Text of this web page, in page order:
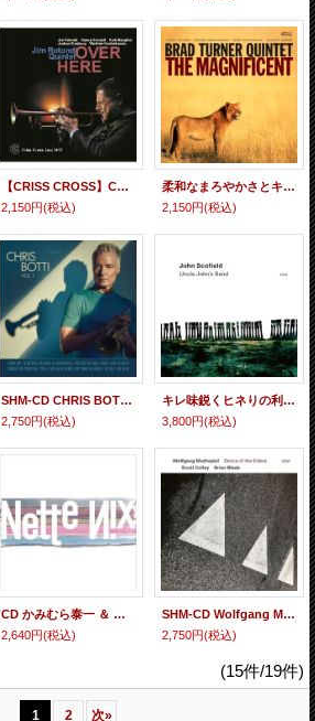
【CRISS CROSS】CD Jim Rotondi Quintet ジム・ロトンディ・クインテット / Over Here
2,150円(税込)
柔和なまろやかさとキリッとした精悍シャープな凛々しさを併せ持った純バピッシュ・トランペット吹鳴がテイスティー・グルーヴィーに堂々見せ場を飾りきるモダン・ジャズ黄金時代の如き胸のすく壮快打! CD BRAD TURNER QUINTET ブラッド・ターナー / THE MAGNIFICENT
2,150円(税込)
SHM-CD CHRIS BOTTI クリス・ボッティ / Vol.1 + 1
2,750円(税込)
キレ味鋭くヒネりの利いたニガみあるファンク・アクションや粋渋バップ・スイング技がソリッドかつ芳醇に冴える現代流旨口ギター会心打! 輸入盤2枚組CD JOHN SCOFIELD ジョン・スコフィールド / UNCLE JOHN'S BAND アンクル・ジョンズ・バンド
3,800円(税込)
CD かみむら泰一 ＆ 古和靖章 TAIICHI KAMIMURA & YASUAKI KOWA / NetteNix
2,640円(税込)
SHM-CD Wolfgang Muthspiel ウォルフガング・ムースピール / DANCE OF THE ELDERS ダンス・オブ・ジ・エルダーズ
2,750円(税込)
(15件/19件)
1 2 次»